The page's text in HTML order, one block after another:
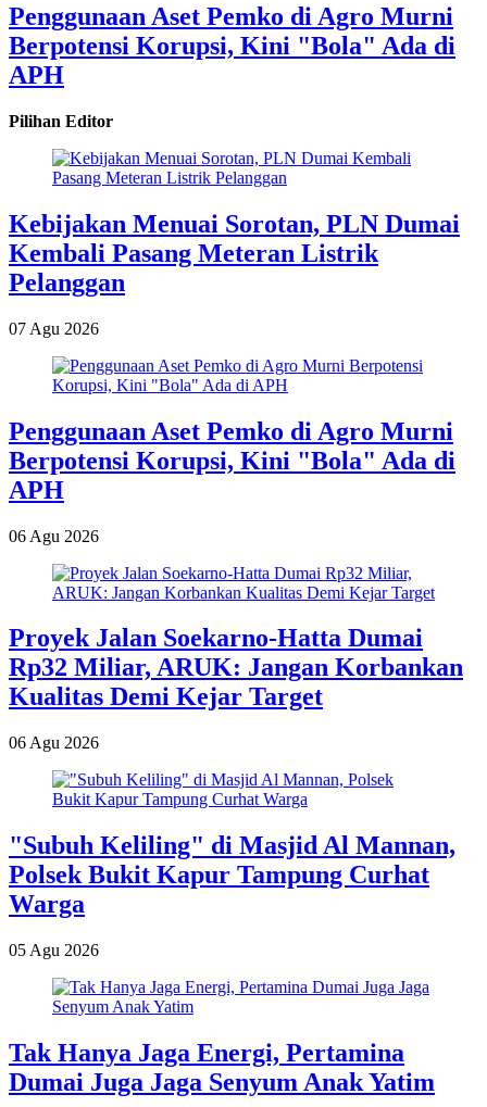
Penggunaan Aset Pemko di Agro Murni
Berpotensi Korupsi, Kini "Bola" Ada di
APH
Pilihan Editor
Kebijakan Menuai Sorotan, PLN Dumai
Kembali Pasang Meteran Listrik
Pelanggan
07 Agu 2026
Penggunaan Aset Pemko di Agro Murni
Berpotensi Korupsi, Kini "Bola" Ada di
APH
06 Agu 2026
Proyek Jalan Soekarno-Hatta Dumai
Rp32 Miliar, ARUK: Jangan Korbankan
Kualitas Demi Kejar Target
06 Agu 2026
"Subuh Keliling" di Masjid Al Mannan,
Polsek Bukit Kapur Tampung Curhat
Warga
05 Agu 2026
Tak Hanya Jaga Energi, Pertamina
Dumai Juga Jaga Senyum Anak Yatim